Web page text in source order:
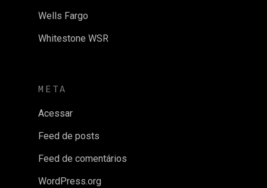
Wells Fargo
Whitestone WSR
META
Acessar
Feed de posts
Feed de comentários
WordPress.org